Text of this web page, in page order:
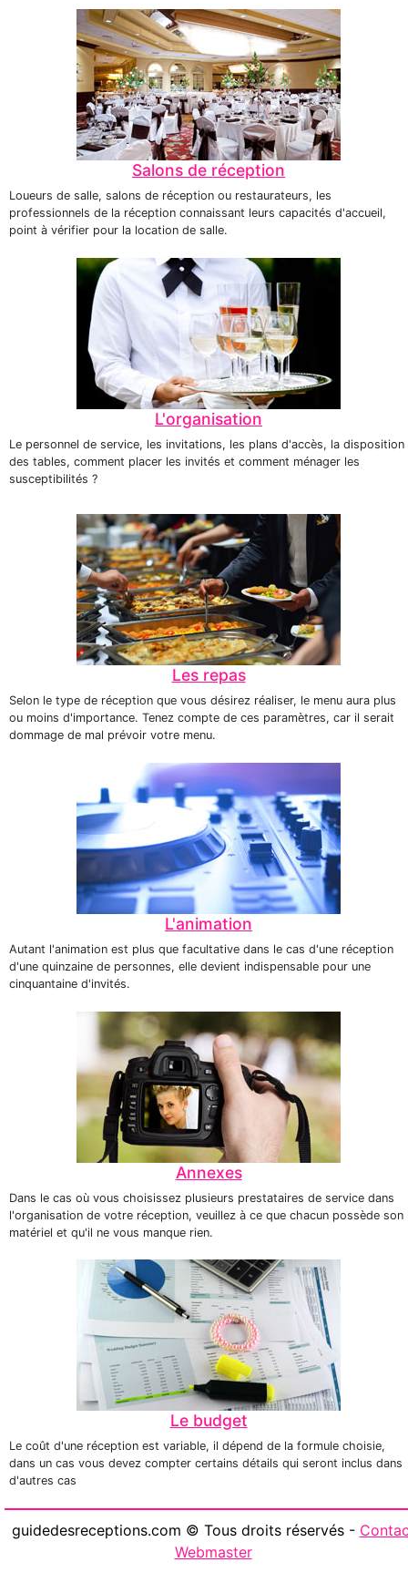
Salons de réception
Loueurs de salle, salons de réception ou restaurateurs, les
professionnels de la réception connaissant leurs capacités d'accueil,
point à vérifier pour la location de salle.
L'organisation
Le personnel de service, les invitations, les plans d'accès, la disposition
des tables, comment placer les invités et comment ménager les
susceptibilités ?
Les repas
Selon le type de réception que vous désirez réaliser, le menu aura plus
ou moins d'importance. Tenez compte de ces paramètres, car il serait
dommage de mal prévoir votre menu.
L'animation
Autant l'animation est plus que facultative dans le cas d'une réception
d'une quinzaine de personnes, elle devient indispensable pour une
cinquantaine d'invités.
Annexes
Dans le cas où vous choisissez plusieurs prestataires de service dans
l'organisation de votre réception, veuillez à ce que chacun possède son
matériel et qu'il ne vous manque rien.
Le budget
Le coût d'une réception est variable, il dépend de la formule choisie,
dans un cas vous devez compter certains détails qui seront inclus dans
d'autres cas
guidedesreceptions.com © Tous droits réservés -
Webmaster